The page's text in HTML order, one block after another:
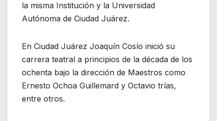
la misma Institución y la Universidad
Autónoma de Ciudad Juárez.
En Ciudad Juárez Joaquín Cosío inició su
carrera teatral a principios de la década de los
ochenta bajo la dirección de Maestros como
Ernesto Ochoa Guillemard y Octavio trías,
entre otros.